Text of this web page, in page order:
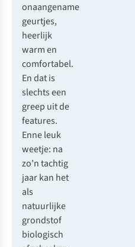
onaangename
geurtjes,
heerlijk
warm en
comfortabel.
En dat is
slechts een
greep uit de
features.
Enne leuk
weetje: na
zo’n tachtig
jaar kan het
als
natuurlijke
grondstof
biologisch